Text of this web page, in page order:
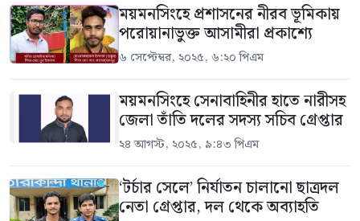
ময়মনসিংহে প্রশাসনের নীরব ভূমিকায়
পরোয়ানাভুক্ত আসামীরা প্রকাশ্যে
৬ সেপ্টেম্বর, ২০২৫, ৬:২০ পিএম
ময়মনসিংহে সেনাবাহিনীর হাতে নারীসহ
জেলা তাঁতি দলের সদস্য সচিব গ্রেপ্তার
২৪ আগস্ট, ২০২৫, ৯:৪৩ পিএম
‘টর্চার সেলে’ নির্যাতন চালানো ছাত্রদল
নেতা গ্রেপ্তার, দল থেকে অব্যাহতি